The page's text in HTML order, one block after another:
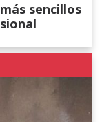
sencillos